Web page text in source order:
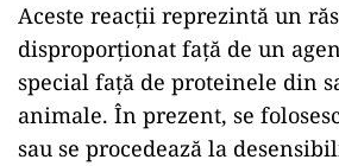
Aceste reacții reprezintă un
disproporționat față de un
special față de proteinele din
animale. În prezent, se
sau se procedează la